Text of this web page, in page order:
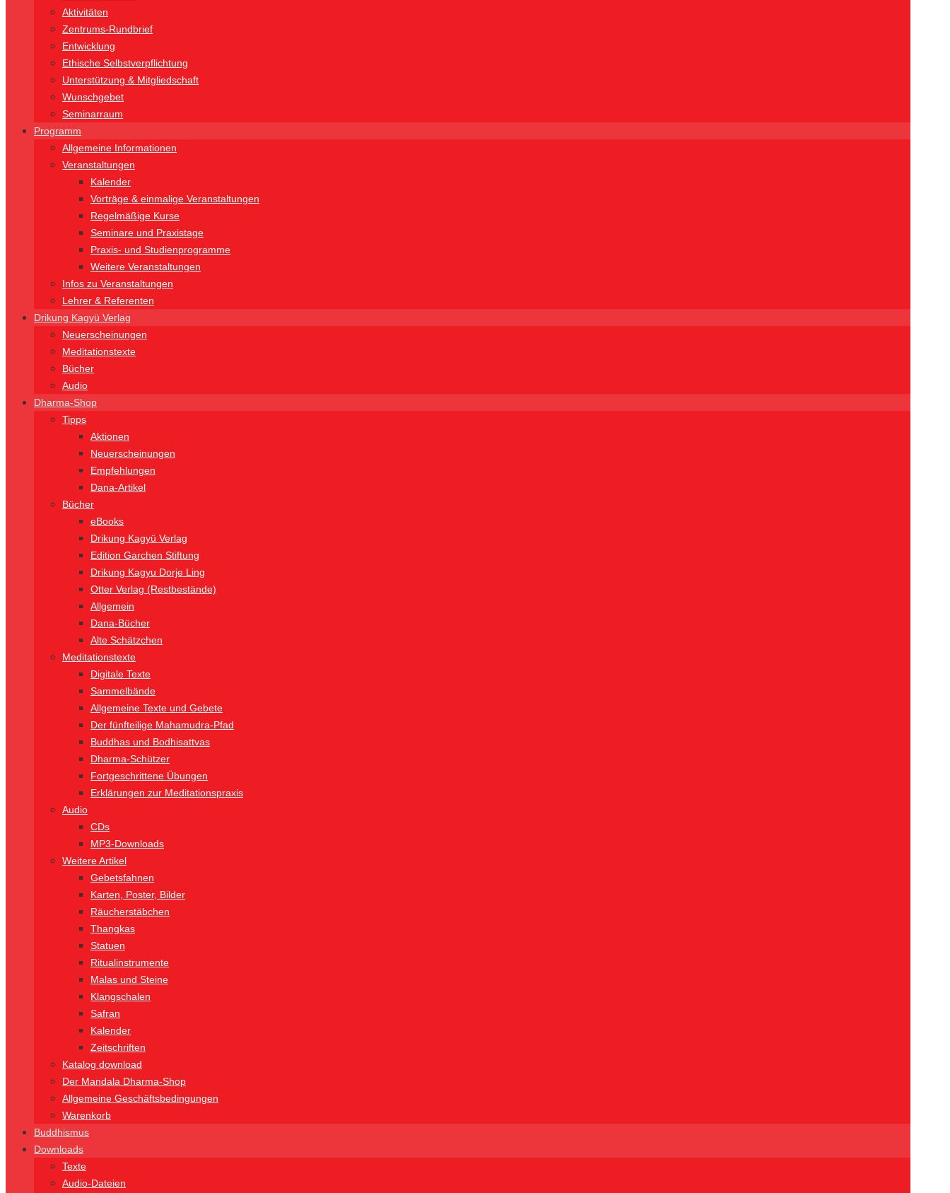
Aktivitäten
Zentrums-Rundbrief
Entwicklung
Ethische Selbstverpflichtung
Unterstützung & Mitgliedschaft
Wunschgebet
Seminarraum
Programm
Allgemeine Informationen
Veranstaltungen
Kalender
Vorträge & einmalige Veranstaltungen
Regelmäßige Kurse
Seminare und Praxistage
Praxis- und Studienprogramme
Weitere Veranstaltungen
Infos zu Veranstaltungen
Lehrer & Referenten
Drikung Kagyü Verlag
Neuerscheinungen
Meditationstexte
Bücher
Audio
Dharma-Shop
Tipps
Aktionen
Neuerscheinungen
Empfehlungen
Dana-Artikel
Bücher
eBooks
Drikung Kagyü Verlag
Edition Garchen Stiftung
Drikung Kagyu Dorje Ling
Otter Verlag (Restbestände)
Allgemein
Dana-Bücher
Alte Schätzchen
Meditationstexte
Digitale Texte
Sammelbände
Allgemeine Texte und Gebete
Der fünfteilige Mahamudra-Pfad
Buddhas und Bodhisattvas
Dharma-Schützer
Fortgeschrittene Übungen
Erklärungen zur Meditationspraxis
Audio
CDs
MP3-Downloads
Weitere Artikel
Gebetsfahnen
Karten, Poster, Bilder
Räucherstäbchen
Thangkas
Statuen
Ritualinstrumente
Malas und Steine
Klangschalen
Safran
Kalender
Zeitschriften
Katalog download
Der Mandala Dharma-Shop
Allgemeine Geschäftsbedingungen
Warenkorb
Buddhismus
Downloads
Texte
Audio-Dateien